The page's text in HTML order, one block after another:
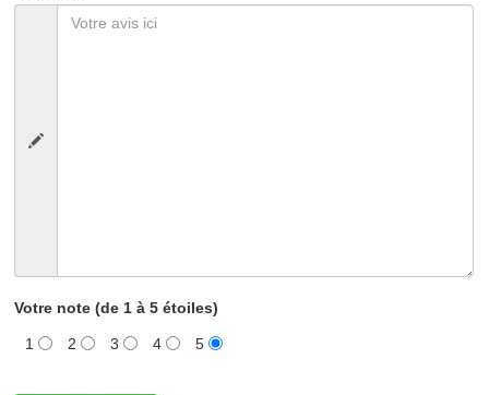
Votre note (de 1 à 5 étoiles)
1 2 3 4 5